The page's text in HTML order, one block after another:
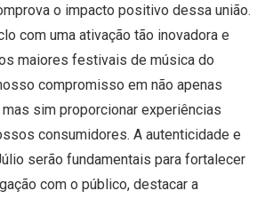
o impacto positivo dessa união.
com uma ativação tão inovadora e
maiores festivais de música do
compromisso em não apenas
sim proporcionar experiências
consumidores. A autenticidade e
serão fundamentais para fortalecer
com o público, destacar a